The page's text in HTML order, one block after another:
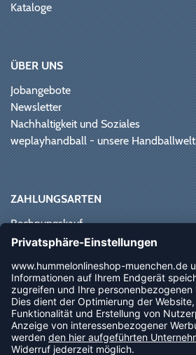
Kataloge
ÜBER UNS
Jobangebote
Newsletter
Nachhaltigkeit und Soziales
weplayhandball - unsere Handballwelt
ZAHLUNGSARTEN
Rechnungskauf
Paypal
Vorkasse
Sofortüberweisung
NEWSLETTER